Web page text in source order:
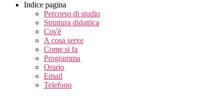
Indice pagina
Percorso di studio
Struttura didattica
Cos'è
A cosa serve
Come si fa
Programma
Orario
Email
Telefono